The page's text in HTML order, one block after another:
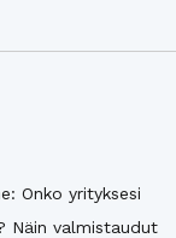
Onko yrityksesi
Näin valmistaudut